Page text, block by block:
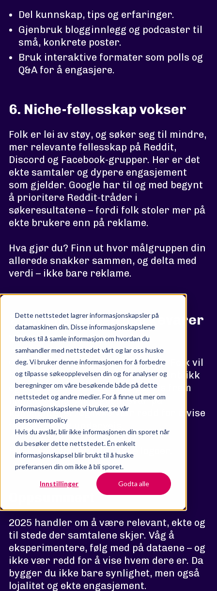
Dette nettstedet lagrer informasjonskapsler på
datamaskinen din. Disse informasjonskapslene
brukes til å samle informasjon om hvordan du
samhandler med nettstedet vårt og lar oss huske
deg. Vi bruker denne informasjonen for å forbedre
og tilpasse søkeopplevelsen din og for analyser og
beregninger om våre besøkende både på dette
nettstedet og andre medier. For å finne ut mer om
informasjonskapslene vi bruker, se vår
personvernpolicy
Hvis du avslår, blir ikke informasjonen din sporet når
du besøker dette nettstedet. Én enkelt
informasjonskapsel blir brukt til å huske
preferansen din om ikke å bli sporet.
Innstillinger Godta alle
Del kunnskap, tips og erfaringer.
Gjenbruk blogginnlegg og podcaster til
små, konkrete poster.
Bruk interaktive formater som polls og
Q&A for å engasjere.
6. Niche-fellesskap vokser
Folk er lei av støy, og søker seg til mindre,
mer relevante fellesskap på Reddit,
Discord og Facebook-grupper. Her er det
ekte samtaler og dypere engasjement
som gjelder. Google har til og med begynt
å prioritere Reddit-tråder i
søkeresultatene – fordi folk stoler mer på
ekte brukere enn på reklame.
Hva gjør du? Finn ut hvor målgruppen din
allerede snakker sammen, og delta med
verdi – ikke bare reklame.
7. Menneskelige merkevarer
vinner
Overprodusert innhold føles dødt. Folk vil
ha ekte historier, bak kulissene-innblikk
og en stemme de kan stole på. Vis frem
menneskene bak logoen, svar på
kommentarer, og ikke vær redd for å vise
feil og læring underveis.
Husk: Folk følger folk – ikke logoer.
2025 handler om å være relevant, ekte og
til stede der samtalene skjer. Våg å
eksperimentere, følg med på dataene – og
ikke vær redd for å vise hvem dere er. Da
bygger du ikke bare synlighet, men også
lojalitet og ekte engasjement.